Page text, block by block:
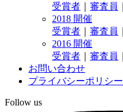
受賞者
審査員
2018 開催
受賞者
審査員
2016 開催
受賞者
審査員
お問い合わせ
プライバシーポリシー
Follow us